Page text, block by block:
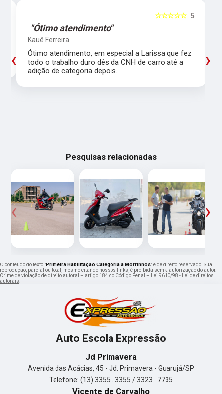
5
☆☆☆☆☆
"Ótimo atendimento"
Kauê Ferreira
Ótimo atendimento, em especial a Larissa que fez
todo o trabalho duro dês da CNH de carro até a
adição de categoria depois.
‹ ›
Pesquisas relacionadas
‹ ›
O conteúdo do texto "Primeira Habilitação Categoria a Morrinhos" é de direito reservado. Sua
reprodução, parcial ou total, mesmo citando nossos links, é proibida sem a autorização do autor.
Crime de violação de direito autoral – artigo 184 do Código Penal –
Lei 9610/98 - Lei de direitos
autorais
Auto Escola Expressão
Jd Primavera
Avenida das Acácias, 45 - Jd. Primavera - Guarujá/SP
Telefone: (13) 3355 . 3355 / 3323 . 7735
Vicente de Carvalho